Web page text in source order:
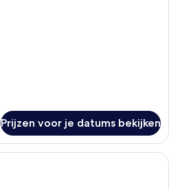
Prijzen voor je datums bekijken